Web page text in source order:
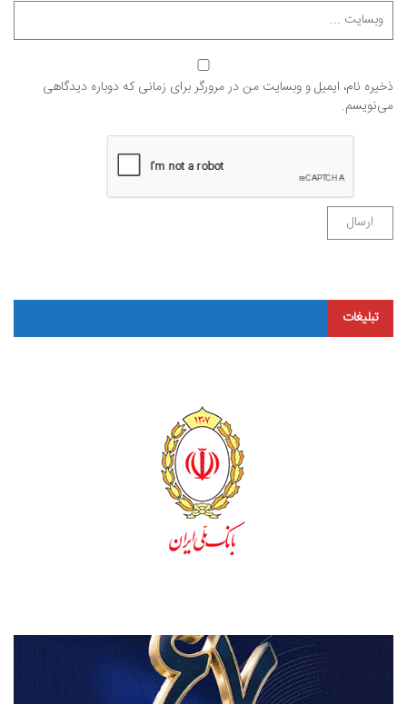
ذخیره نام، ایمیل و وبسایت من در مرورگر برای زمانی که دوباره دیدگاهی
می‌نویسم.
تبلیغات